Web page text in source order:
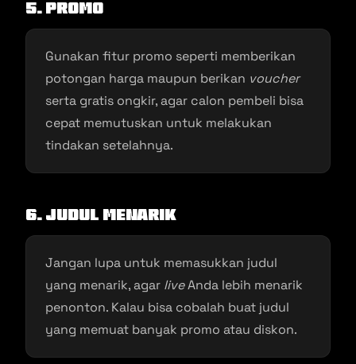
5. Promo
Gunakan fitur promo seperti memberikan
potongan harga maupun berikan voucher
serta gratis ongkir, agar calon pembeli bisa
cepat memutuskan untuk melakukan
tindakan setelahnya.
6. Judul Menarik
Jangan lupa untuk memasukkan judul
yang menarik, agar liveAnda lebih menarik
penonton. Kalau bisa cobalah buat judul
yang memuat banyak promo atau diskon.